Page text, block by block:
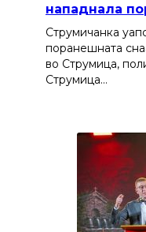
нападнала
Струмичанка
поранешната
во Струмица,
Струмица…